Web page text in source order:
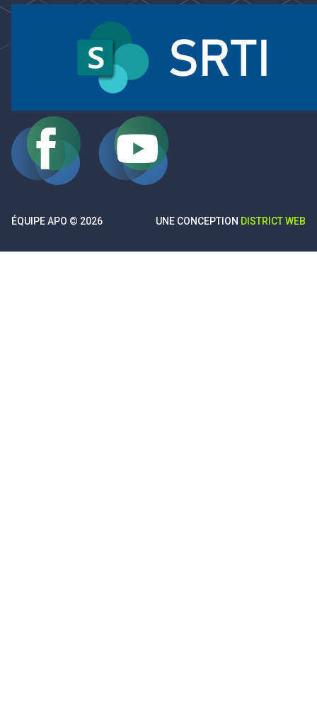
ÉQUIPE APO © 2026 UNE CONCEPTION DISTRICT WEB